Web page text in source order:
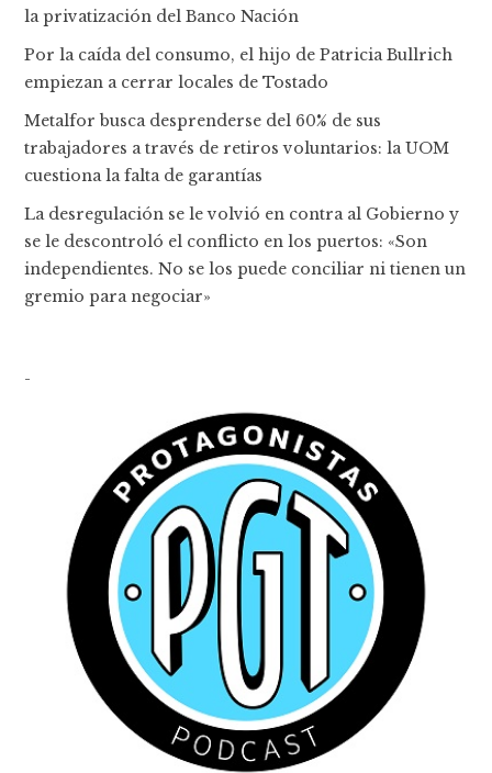
la privatización del Banco Nación
Por la caída del consumo, el hijo de Patricia Bullrich
empiezan a cerrar locales de Tostado
Metalfor busca desprenderse del 60% de sus
trabajadores a través de retiros voluntarios: la UOM
cuestiona la falta de garantías
La desregulación se le volvió en contra al Gobierno y
se le descontroló el conflicto en los puertos: «Son
independientes. No se los puede conciliar ni tienen un
gremio para negociar»
-